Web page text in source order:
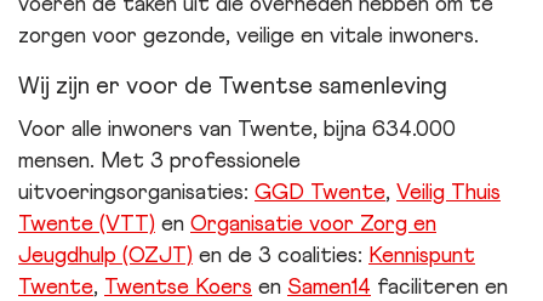
voeren de taken uit die overheden hebben om te
zorgen voor gezonde, veilige en vitale inwoners.
Wij zijn er voor de Twentse samenleving
Voor alle inwoners van Twente, bijna 634.000
mensen. Met 3 professionele
uitvoeringsorganisaties: GGD Twente, Veilig Thuis
Twente (VTT) en Organisatie voor Zorg en
Jeugdhulp (OZJT) en de 3 coalities: Kennispunt
Twente, Twentse Koers en Samen14 faciliteren en